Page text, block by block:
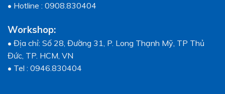
• Hotline : 0908.830404
Workshop:
• Địa chỉ: Số 28, Đường 31, P. Long Thạnh Mỹ, TP Thủ
Đức, TP. HCM, VN
• Tel : 0946.830404